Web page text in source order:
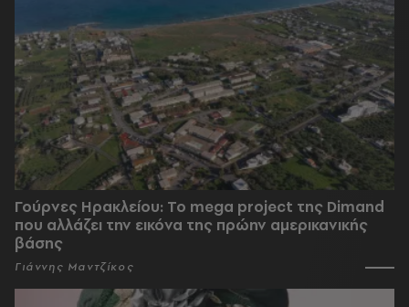
Γούρνες Ηρακλείου: To mega project της Dimand
που αλλάζει την εικόνα της πρώην αμερικανικής
βάσης
Γιάννης Μαντζίκος